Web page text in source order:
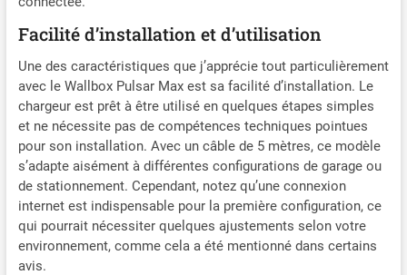
d'installation. Aucune tige
de mise à la terre n'est
nécessaire. PROTECTION
contre les intempéries et la
poussière. Parfait pour une
installation à l'intérieur ou à
l'extérieur, avec une finition
mate premium résistante
aux rayures. CHARGEMENT
SOLAIRE POSSIBLE - Tirez
pleinement parti de vos
panneaux solaires en
Facilité d’installation et d’utilisation
Une des caractéristiques que j’apprécie tout particulièrement
avec le Wallbox Pulsar Max est sa facilité d’installation. Le
chargeur est prêt à être utilisé en quelques étapes simples
et ne nécessite pas de compétences techniques pointues
pour son installation. Avec un câble de 5 mètres, ce modèle
s’adapte aisément à différentes configurations de garage ou
de stationnement. Cependant, notez qu’une connexion
internet est indispensable pour la première configuration, ce
qui pourrait nécessiter quelques ajustements selon votre
environnement, comme cela a été mentionné dans certains
avis.